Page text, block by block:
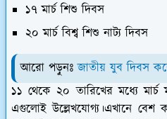
১৭ মার্চ শিশু দিবস
২০ মার্চ বিশ্ব শিশু নাট্য দিবস
আরো পড়ুনঃজাতীয় যুব দিবস
১১ থেকে ২০ তারিখের মধ্যে
এগুলোই উল্লেখযোগ্য।এখানে বেশ